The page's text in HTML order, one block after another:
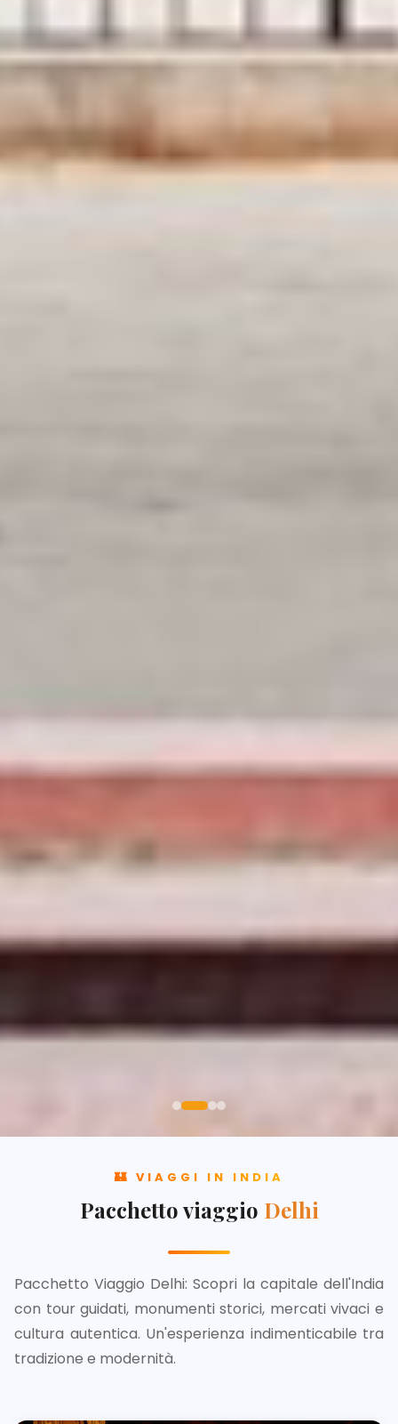
🏰 VIAGGI IN INDIA
Pacchetto viaggio Delhi
Pacchetto Viaggio Delhi: Scopri la capitale dell'India
con tour guidati, monumenti storici, mercati vivaci e
cultura autentica. Un'esperienza indimenticabile tra
tradizione e modernità.